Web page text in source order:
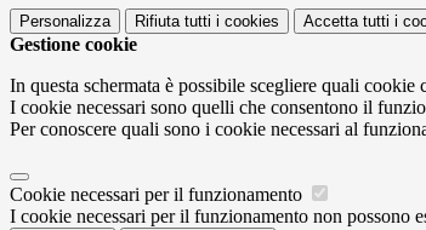
Personalizza Rifiuta tutti i cookies Accetta tutti i
Gestione cookie
In questa schermata è possibile scegliere quali cookie
I cookie necessari sono quelli che consentono il
Per conoscere quali sono i cookie necessari al
Cookie necessari per il funzionamento
I cookie necessari per il funzionamento non possono